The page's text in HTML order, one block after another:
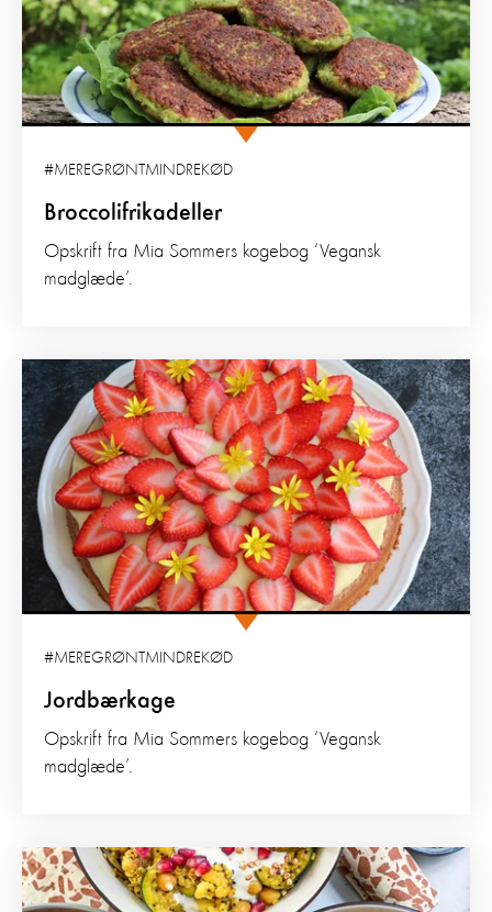
Broccolifrikadeller
#MEREGRØNTMINDREKØD
Opskrift fra Mia Sommers kogebog ‘Vegansk
madglæde’.
Jordbærkage
#MEREGRØNTMINDREKØD
Opskrift fra Mia Sommers kogebog ‘Vegansk
madglæde’.